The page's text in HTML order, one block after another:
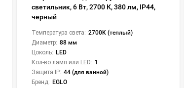
светильник, 6 Вт, 2700 К, 380 лм, IP44,
черный
Температура света: 2700K (теплый)
Диаметр: 88 мм
Цоколь: LED
Кол-во ламп или LED: 1
Защита IP: 44 (для ванной)
Бренд: EGLO